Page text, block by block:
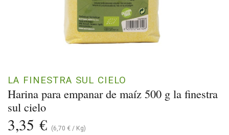
Harina para empanar de maíz 500 g la finestra
sul cielo
LA FINESTRA SUL CIELO
3,35 € (6,70 € / Kg)